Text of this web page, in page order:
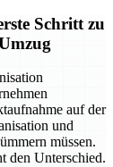
Schritt zu
auf der
und
müssen.
den Unterschied.